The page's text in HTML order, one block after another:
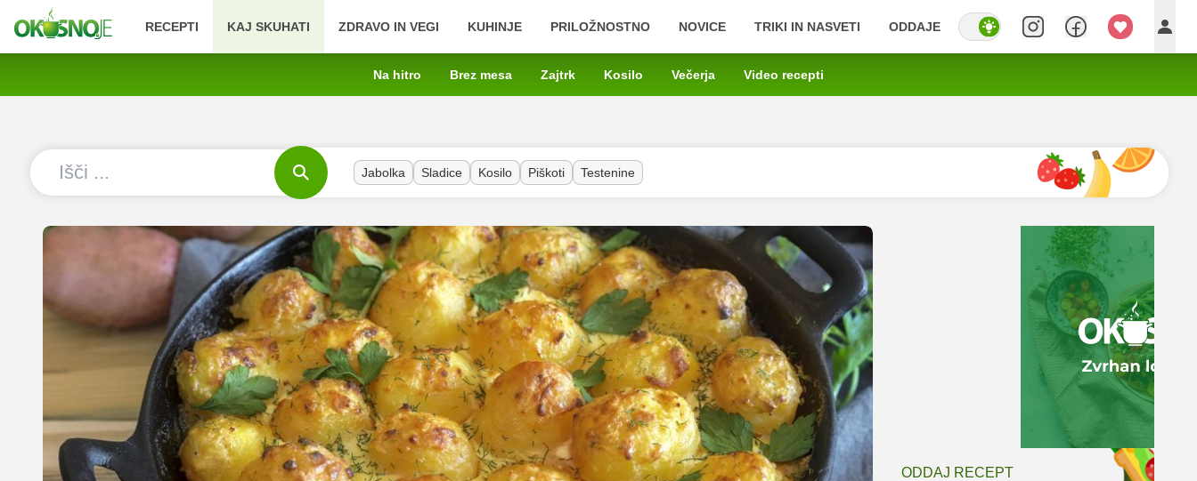
RECEPTI KAJ SKUHATI ZDRAVO IN VEGI KUHINJE PRILOŽNOSTNO NOVICE TRIKI IN NASVETI ODDAJE
Na hitro Brez mesa Zajtrk Kosilo Večerja Video recepti
Jabolka Sladice Kosilo Piškoti Testenine
ODDAJ RECEPT